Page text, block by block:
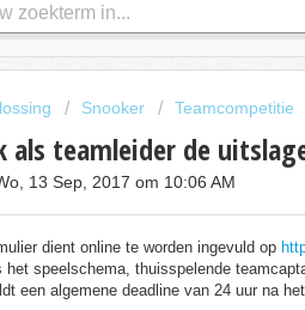
Snooker Teamcompetitie
als teamleider de
13 Sep, 2017 om 10:06 AM
dient online te worden ingevuld op
het speelschema, thuisspelende
een algemene deadline van 24 uur na